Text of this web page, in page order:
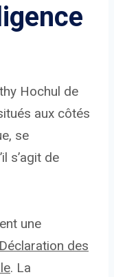
Hochul de
aux côtés
se
s’agit de
une
Déclaration des
. La